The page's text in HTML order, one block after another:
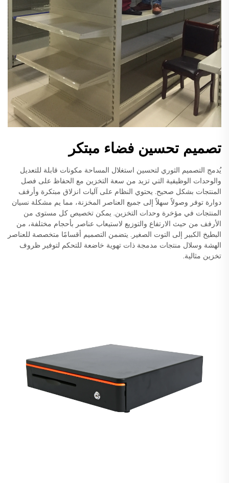
تصميم تحسين فضاء مبتكر
يُدمج التصميم الثوري لتحسين استغلال المساحة مكونات قابلة للتعديل
والوحدات الوظيفية التي تزيد من سعة التخزين مع الحفاظ على فصل
المنتجات بشكل صحيح. يحتوي النظام على آليات انزلاق مبتكرة وأرفف
دوارة توفر وصولاً سهلاً إلى جميع العناصر المخزنة، مما يم مشكلة نسيان
المنتجات في مؤخرة وحدات التخزين. يمكن تخصيص كل مستوى من
الأرفف من حيث الارتفاع والتوزيع لاستيعاب عناصر بأحجام مختلفة، من
البطيخ الكبير إلى التوت الصغير. يتضمن التصميم أقسامًا متخصصة للعناصر
الهشة وسلال منتجات مدمجة ذات تهوية خاضعة للتحكم لتوفير ظروف
تخزين مثالية.